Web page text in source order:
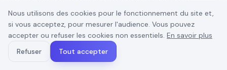
master propre, puis encode une version adaptee a
chaque plateforme. Tu testes, tu compares, tu
valides, puis tu passes a l'etape suivante.
Nous utilisons des cookies pour le fonctionnement du site et,
si vous acceptez, pour mesurer l'audience. Vous pouvez
accepter ou refuser les cookies non essentiels. En savoir plus
Refuser
Tout accepter